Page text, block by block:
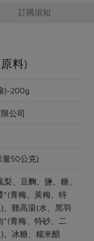
訂購須知
料)
)-200g
公司
50公克)
、豆麴、鹽、糖、
*(青梅、黃梅、特
、雞高湯(水、黑羽
*(青梅、特砂、二
、冰糖、糯米醋